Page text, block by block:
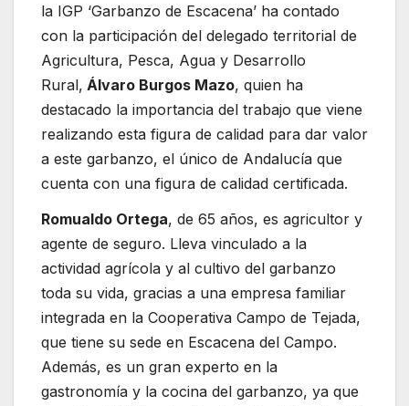
la IGP ‘Garbanzo de Escacena’ ha contado
con la participación del delegado territorial de
Agricultura, Pesca, Agua y Desarrollo
Rural, Álvaro Burgos Mazo, quien ha
destacado la importancia del trabajo que viene
realizando esta figura de calidad para dar valor
a este garbanzo, el único de Andalucía que
cuenta con una figura de calidad certificada.
Romualdo Ortega, de 65 años, es agricultor y
agente de seguro. Lleva vinculado a la
actividad agrícola y al cultivo del garbanzo
toda su vida, gracias a una empresa familiar
integrada en la Cooperativa Campo de Tejada,
que tiene su sede en Escacena del Campo.
Además, es un gran experto en la
gastronomía y la cocina del garbanzo, ya que